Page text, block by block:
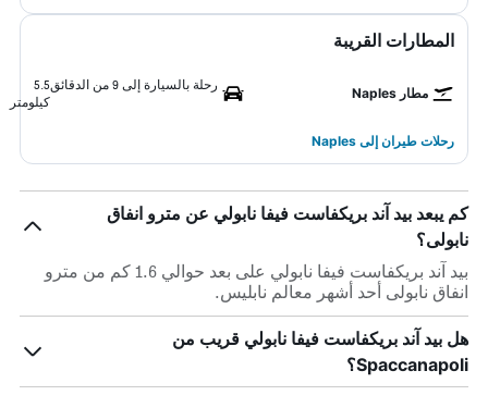
المطارات القريبة
مطار Naples
رحلة بالسيارة إلى 9 من الدقائق
5.5
كيلومتر
رحلات طيران إلى Naples
كم يبعد بيد آند بريكفاست فيفا نابولي عن مترو انفاق
نابولى؟
بيد آند بريكفاست فيفا نابولي على بعد حوالي 1.6 كم من مترو
انفاق نابولى أحد أشهر معالم نابليس.
هل بيد آند بريكفاست فيفا نابولي قريب من
Spaccanapoli؟